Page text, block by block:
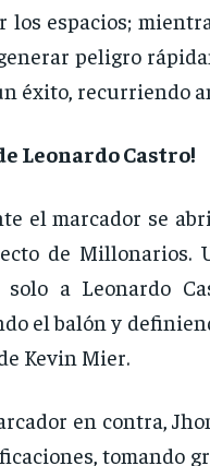
los espacios;
peligro
éxito, recurriendo
Leonardo Castro!
el marcador se
de Millonarios.
solo a Leonardo
el balón y
Kevin Mier.
en contra,
tomando